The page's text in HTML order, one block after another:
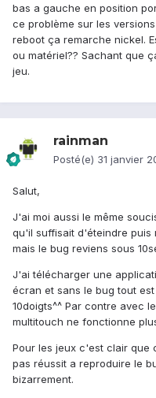
bas a gauche en position
ce problème sur les
reboot ça remarche nickel.
ou matériel?? Sachant que
jeu.
rainman
Posté(e) 31 janvier
Salut,
J'ai moi aussi le même
qu'il suffisait d'éteindre puis
mais le bug reviens sous
J'ai télécharger une
écran et sans le bug tout
10doigts^^ Par contre avec
multitouch ne fonctionne
Pour les jeux c'est clair que
pas réussit a reproduire le
bizarrement.